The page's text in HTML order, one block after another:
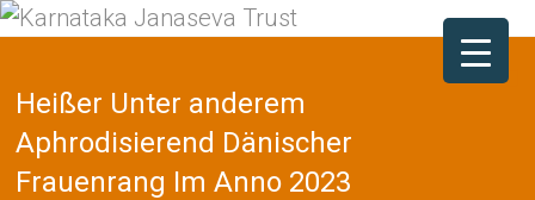
Heißer Unter anderem
Aphrodisierend Dänischer
Frauenrang Im Anno 2023